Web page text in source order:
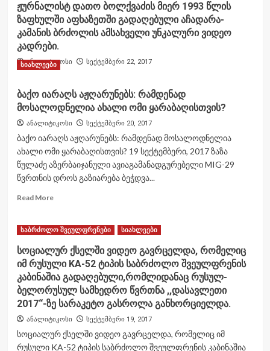
ჟურნალისტ დათო ბოლქვაძის მიერ 1993 წლის
ზაფხულში აფხაზეთში გადაღებული აჩადარა-
კამანის ბრძოლის ამსახველი უნკალური ვიდეო
კადრები.
ანალიტიკოსი სექტემბერი 22, 2017
სიახლეები
ბაქო იარაღს აჟღარუნებს: რამდენად
მოსალოდნელია ახალი ომი ყარაბაღისთვის?
ანალიტიკოსი სექტემბერი 20, 2017
ბაქო იარაღს აჟღარუნებს: რამდენად მოსალოდნელია
ახალი ომი ყარაბაღისთვის? 19 სექტემბერი, 2017 ზაზა
წულაძე აზერბაიჯანული ავიაგამანადგურებელი MIG-29
წვრთნის დროს გაზიარება ბეჭდვა...
Read MoreRead
ბაქო
აჟღარუნებს:
რამდენად
მოსალოდნელია
ახალი
ომი
ყარაბაღისთვის?
საბრძოლო შვეულფრენები სიახლეები
სოციალურ ქსელში ვიდეო გავრცელდა, რომელიც
იმ რუსული KA-52 ტიპის საბრძოლო შვეულფრენის
კაბინაშია გადაღებული,რომლიდანაც რუსულ-
ბელორუსულ სამხედრო წვრთნა ,,დასავლეთი
2017“-ზე სარაკეტო გასროლა განხორციელდა.
ანალიტიკოსი სექტემბერი 19, 2017
სოციალურ ქსელში ვიდეო გავრცელდა, რომელიც იმ
რუსული KA-52 ტიპის საბრძოლო შვეულფრენის კაბინაშია